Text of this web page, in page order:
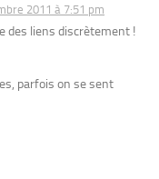
2011 à 7:51 pm
des liens discrètement !
parfois on se sent